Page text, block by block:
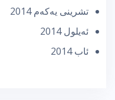
تشرینی یه‌كه‌م 2014
ئه‌یلول 2014
ئاب 2014